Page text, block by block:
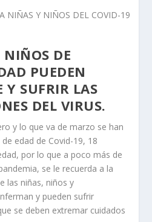
NIÑOS DE
PUEDEN
Y SUFRIR LAS
DEL VIRUS.
y lo que va de marzo se han
edad de Covid-19, 18
por lo que a poco más de
se le recuerda a la
las niñas, niños y
y pueden sufrir
se deben extremar cuidados